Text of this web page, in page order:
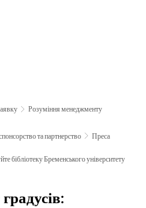
Розуміння менеджменту
та партнерство
Преса
бібліотеку Бременського університету